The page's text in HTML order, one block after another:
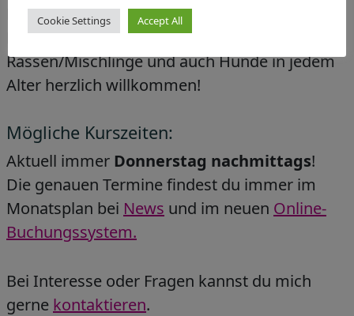
Die Gruppenstunde findet ab 2 bis max. 4
Mensch-Hunde-Teams statt. Natürlich sind alle
Rassen/Mischlinge und auch Hunde in jedem
Alter herzlich willkommen!
Mögliche Kurszeiten:
Aktuell immer Donnerstag nachmittags!
Die genauen Termine findest du immer im
Monatsplan bei News und im neuen Online-
Buchungssystem.
Bei Interesse oder Fragen kannst du mich
gerne kontaktieren.
Cookie Settings Accept All